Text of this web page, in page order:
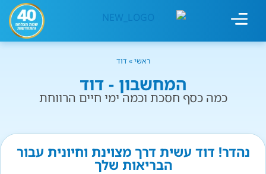
ראשי» דוד
המחשבון - דוד
כמה כסף חסכת וכמה ימי חיים הרווחת
נהדר! דוד עשית דרך מצוינת וחיונית עבור
הבריאות שלך